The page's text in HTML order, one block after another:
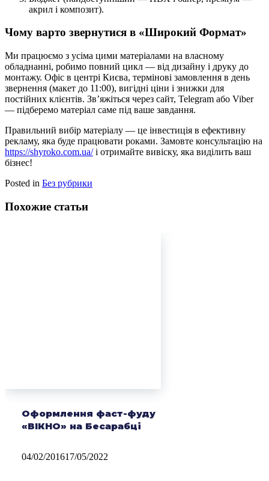
акрил і композит).
Чому варто звернутися в «Широкий Формат»
Ми працюємо з усіма цими матеріалами на власному
обладнанні, робимо повний цикл — від дизайну і друку до
монтажу. Офіс в центрі Києва, термінові замовлення в день
звернення (макет до 11:00), вигідні ціни і знижки для
постійних клієнтів. Зв’яжіться через сайт, Telegram або Viber
— підберемо матеріал саме під ваше завдання.
Правильний вибір матеріалу — це інвестиція в ефективну
рекламу, яка буде працювати роками. Замовте консультацію на
https://shyroko.com.ua/і отримайте вивіску, яка виділить ваш
бізнес!
Posted in Без рубрики
Похожие статьи
Оформлення фаст-фуду
«ВІКНО» на Бесарабці
04/02/201617/05/2022